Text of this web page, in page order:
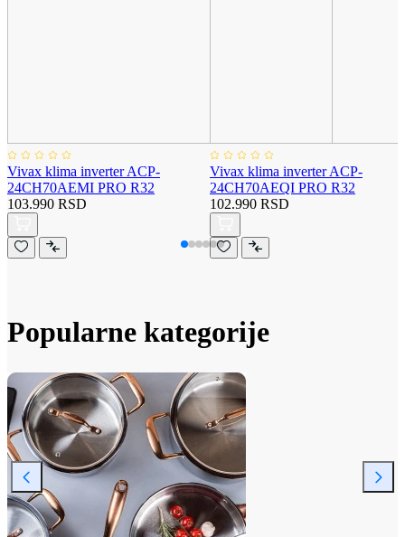
Vivax klima inverter ACP-
24CH70AEMI PRO R32
103.990 RSD
Vivax klima inverter ACP-
24CH70AEQI PRO R32
102.990 RSD
Popularne kategorije